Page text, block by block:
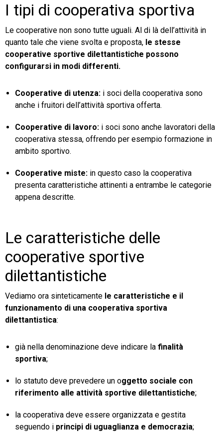
I tipi di cooperativa sportiva
Le cooperative non sono tutte uguali. Al di là dell’attività in
quanto tale che viene svolta e proposta, le stesse
cooperative sportive dilettantistiche possono
configurarsi in modi differenti.
Cooperative di utenza: i soci della cooperativa sono
anche i fruitori dell’attività sportiva offerta.
Cooperative di lavoro: i soci sono anche lavoratori della
cooperativa stessa, offrendo per esempio formazione in
ambito sportivo.
Cooperative miste: in questo caso la cooperativa
presenta caratteristiche attinenti a entrambe le categorie
appena descritte.
Le caratteristiche delle
cooperative sportive
dilettantistiche
Vediamo ora sinteticamente le caratteristiche e il
funzionamento di una cooperativa sportiva
dilettantistica:
già nella denominazione deve indicare la finalità
sportiva;
lo statuto deve prevedere un oggetto sociale con
riferimento alle attività sportive dilettantistiche;
la cooperativa deve essere organizzata e gestita
seguendo i principi di uguaglianza e democrazia;